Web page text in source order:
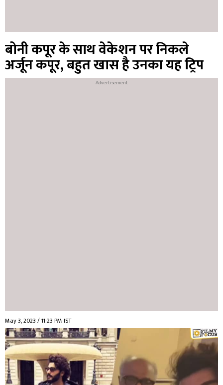
बोनी कपूर के साथ वेकेशन पर निकले
अर्जून कपूर, बहुत खास है उनका यह ट्रिप
May 3, 2023 / 11:23 PM IST